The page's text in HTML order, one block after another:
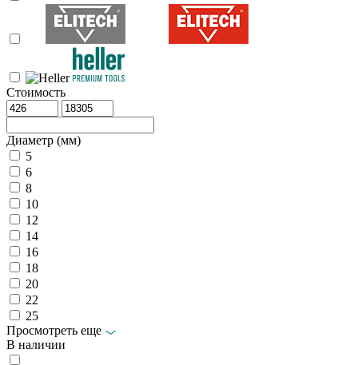
Стоимость
Диаметр (мм)
5
6
8
10
12
14
16
18
20
22
25
Просмотреть еще
В наличии